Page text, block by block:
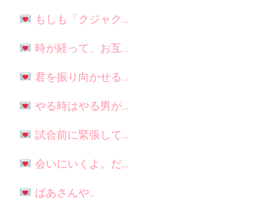
もしも「クジャク…
時が経って、お互…
君を振り向かせる…
やる時はやる男が…
試合前に緊張して…
会いにいくよ。だ…
ばあさんや...